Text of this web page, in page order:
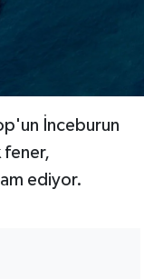
İnceburun
fener,
ediyor.